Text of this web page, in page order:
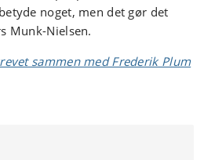
noget, men det gør det
Munk-Nielsen.
sammen med Frederik Plum